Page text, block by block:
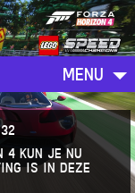
MENU
4 KUN JE NU
IS IN DEZE